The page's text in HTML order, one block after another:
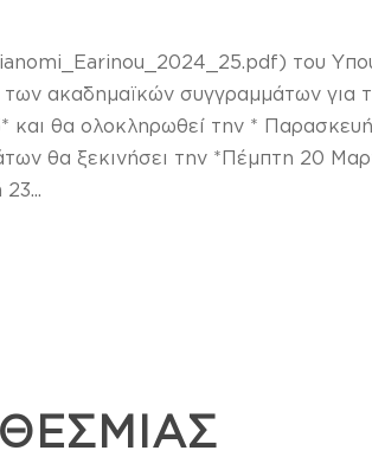
του
ακαδημαϊκών συγγραμμάτων για
και θα ολοκληρωθεί την *
θα ξεκινήσει την *Πέμπτη 20